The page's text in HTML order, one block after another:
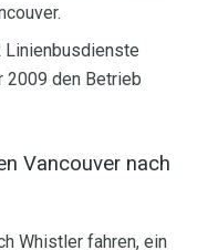
Linienbusdienste
2009 den Betrieb
Vancouver nach
Whistler fahren, ein